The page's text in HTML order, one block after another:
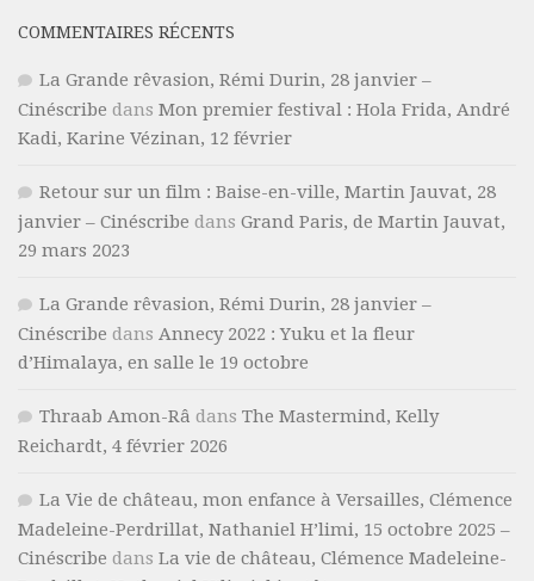
COMMENTAIRES RÉCENTS
La Grande rêvasion, Rémi Durin, 28 janvier –
Cinéscribe dans Mon premier festival : Hola Frida, André
Kadi, Karine Vézinan, 12 février
Retour sur un film : Baise-en-ville, Martin Jauvat, 28
janvier – Cinéscribe dans Grand Paris, de Martin Jauvat,
29 mars 2023
La Grande rêvasion, Rémi Durin, 28 janvier –
Cinéscribe dans Annecy 2022 : Yuku et la fleur
d’Himalaya, en salle le 19 octobre
Thraab Amon-Râ dans The Mastermind, Kelly
Reichardt, 4 février 2026
La Vie de château, mon enfance à Versailles, Clémence
Madeleine-Perdrillat, Nathaniel H’limi, 15 octobre 2025 –
Cinéscribe dans La vie de château, Clémence Madeleine-